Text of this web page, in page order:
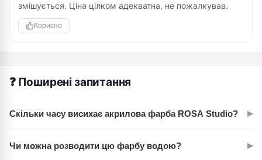
змішується. Ціна цілком адекватна, не пожалкував.
Корисно
❓ Поширені запитання
Скільки часу висихає акрилова фарба ROSA Studio? ▸
хвилин, товстіший — за 2-4 години. На повну
Чи можна розводити цю фарбу водою? ▸